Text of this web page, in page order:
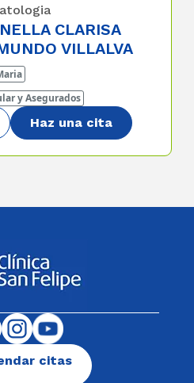
CLARISA
VILLALVA
y Asegurados
Haz una cita
citas